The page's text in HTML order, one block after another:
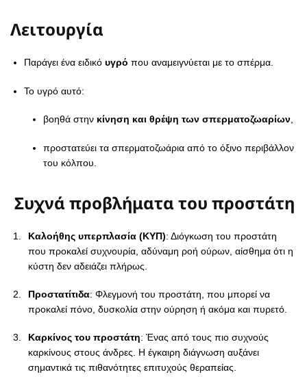
Λειτουργία
Παράγει ένα ειδικό υγρό που αναμειγνύεται με το σπέρμα.
Το υγρό αυτό:
βοηθά στην κίνηση και θρέψη των σπερματοζωαρίων
προστατεύει τα σπερματοζωάρια από το όξινο περιβάλλον
του κόλπου.
Συχνά προβλήματα του προστάτη
Καλοήθης υπερπλασία (ΚΥΠ): Διόγκωση του προστάτη
που προκαλεί συχνουρία, αδύναμη ροή ούρων, αίσθημα ότι η
κύστη δεν αδειάζει πλήρως.
Προστατίτιδα: Φλεγμονή του προστάτη, που μπορεί να
προκαλεί πόνο, δυσκολία στην ούρηση ή ακόμα και πυρετό.
Καρκίνος του προστάτη: Ένας από τους πιο συχνούς
καρκίνους στους άνδρες. Η έγκαιρη διάγνωση αυξάνει
σημαντικά τις πιθανότητες επιτυχούς θεραπείας.